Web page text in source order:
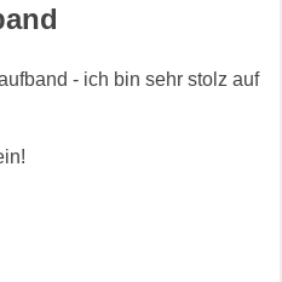
- ich bin sehr stolz auf